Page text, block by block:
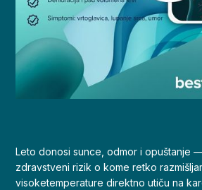
Leto donosi sunce, odmor i opuštanje
zdravstveni rizik o kome retko
visoketemperature direktno utiču na